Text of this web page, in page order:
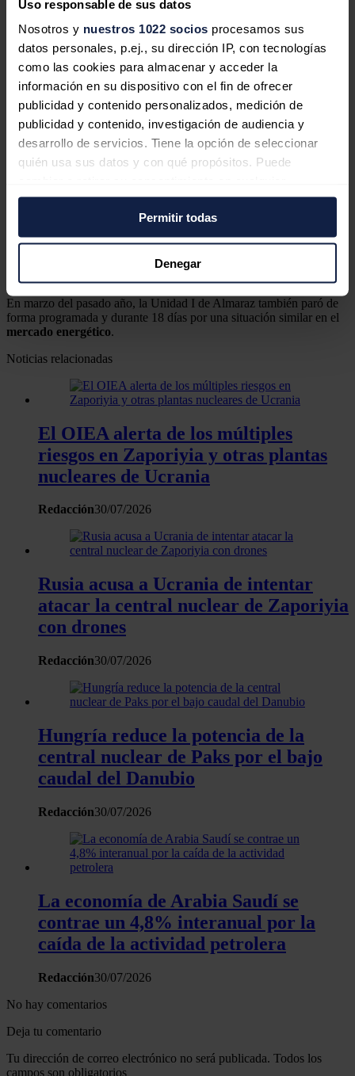
Uso responsable de sus datos
Nosotros y nuestros 1022 socios procesamos sus
datos personales, p.ej., su dirección IP, con tecnologías
como las cookies para almacenar y acceder la
información en su dispositivo con el fin de ofrecer
publicidad y contenido personalizados, medición de
publicidad y contenido, investigación de audiencia y
desarrollo de servicios. Tiene la opción de seleccionar
quién usa sus datos y con qué propósitos. Puede
momento desde la Declaración de cookies o clicando en
el Menú de consentimiento.
Si lo permite, también quisiéramos:
Recopilar información sobre su ubicación
geográfica que puede tener una precisión de varios
metros
Identificar su dispositivo analizándolo activamente
para buscar características específicas (huellas
Obtenga más información sobre cómo se procesan sus
sección de datos. Puede cambiar o retirar su
consentimiento en cualquier momento en la Declaración
de cookies.
Las cookies de este sitio web se usan para personalizar
el contenido y los anuncios, ofrecer funciones de redes
sociales y analizar el tráfico. Además, compartimos
nuestros partners de redes sociales, publicidad y análisis
web, quienes pueden combinarla con otra información
que les haya proporcionado o que hayan recopilado a
Permitir todas
Denegar
la Semana Santa
La nuclear vuelve poco a poco al
sistema eléctrico: Ascó I regresa tras
una semana parada por bajos precios
Bélgica da un paso crucial para
reabrir la puerta a un futuro con
energía nuclear
En marzo del pasado año, la Unidad I de Almaraz también paró de
forma programada y durante 18 días por una situación similar en el
mercado energético.
Noticias relacionadas
El OIEA alerta de los múltiples
riesgos en Zaporiyia y otras plantas
nucleares de Ucrania
Redacción30/07/2026
Rusia acusa a Ucrania de intentar
atacar la central nuclear de Zaporiyia
con drones
Redacción30/07/2026
Hungría reduce la potencia de la
central nuclear de Paks por el bajo
caudal del Danubio
Redacción30/07/2026
La economía de Arabia Saudí se
contrae un 4,8% interanual por la
caída de la actividad petrolera
Redacción30/07/2026
No hay comentarios
Deja tu comentario
Tu dirección de correo electrónico no será publicada. Todos los
campos son obligatorios